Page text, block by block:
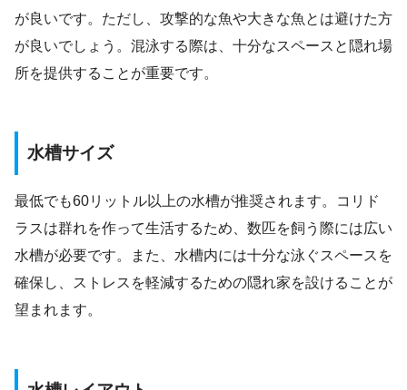
が良いです。ただし、攻撃的な魚や大きな魚とは避けた方
が良いでしょう。混泳する際は、十分なスペースと隠れ場
所を提供することが重要です。
水槽サイズ
最低でも60リットル以上の水槽が推奨されます。コリド
ラスは群れを作って生活するため、数匹を飼う際には広い
水槽が必要です。また、水槽内には十分な泳ぐスペースを
確保し、ストレスを軽減するための隠れ家を設けることが
望まれます。